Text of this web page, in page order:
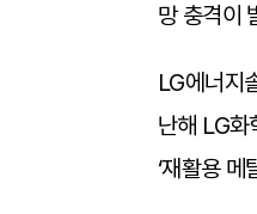
망 충격이
LG에너지
난해 LG
‘재활용